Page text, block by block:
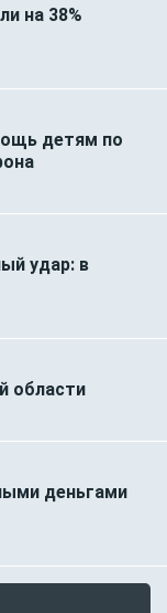
на 38%
детям по
удар: в
области
деньгами